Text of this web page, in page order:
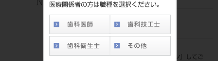
医療関係者の方は職種を選択ください。
4548213354566
標準価格
価格の確認は『ログイン
』してご